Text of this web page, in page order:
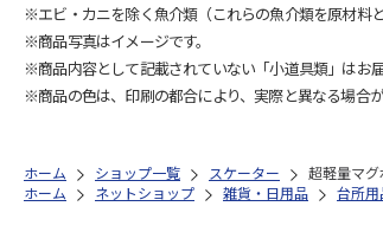
※エビ・カニを除く魚介類（これらの魚介類を原材料
※商品写真はイメージです。
※商品内容として記載されていない「小道具類」はお
※商品の色は、印刷の都合により、実際と異なる場合が
ホーム ショップ一覧 スケーター
超軽量マ
ホーム
ネットショップ 雑貨・日用品 台所